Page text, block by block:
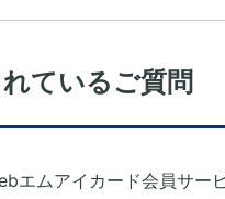
ているご質問
エムアイカード会員サー